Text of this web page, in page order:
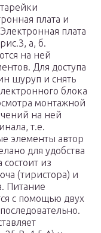
плата и
плата
а, б.
на ней
Для доступа
шуруп и снять
блока
монтажной
на ней
т.е.
элементы автор
для удобства
из
(тиристора) и
Питание
с помощью двух